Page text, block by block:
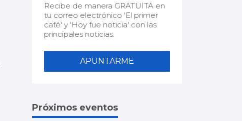
Recibe de manera GRATUITA en
tu correo electrónico 'El primer
café' y 'Hoy fue noticia' con las
principales noticias.
APUNTARME
Próximos eventos